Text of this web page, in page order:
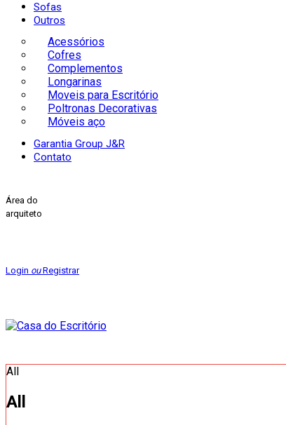
Sofas
Outros
Acessórios
Cofres
Complementos
Longarinas
Moveis para Escritório
Poltronas Decorativas
Móveis aço
Garantia Group J&R
Contato
Área do
arquiteto
Login ouRegistrar
All
All